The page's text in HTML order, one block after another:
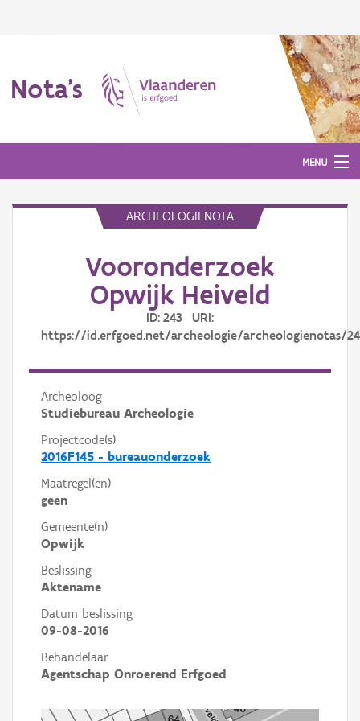
Nota's
MENU
ARCHEOLOGIENOTA
Vooronderzoek
Opwijk Heiveld
ID: 243 URI:
https://id.erfgoed.net/archeologie/archeologienotas/
Archeoloog
Studiebureau Archeologie
Projectcode(s)
2016F145 - bureauonderzoek
Maatregel(en)
geen
Gemeente(n)
Opwijk
Beslissing
Aktename
Datum beslissing
09-08-2016
Behandelaar
Agentschap Onroerend Erfgoed